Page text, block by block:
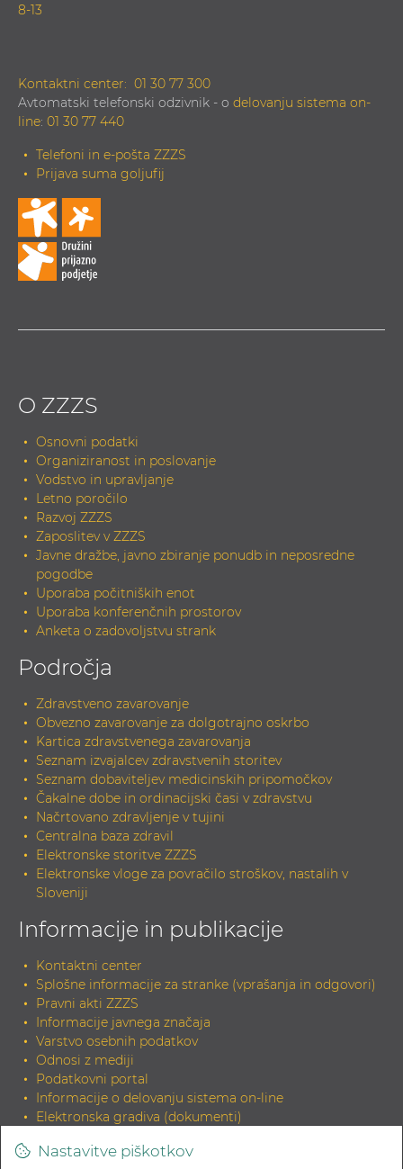
8-13
Kontaktni center: 01 30 77 300
Avtomatski telefonski odzivnik - o delovanju sistema on-
line: 01 30 77 440
Telefoni in e-pošta ZZZS
Prijava suma goljufij
O ZZZS
Osnovni podatki
Organiziranost in poslovanje
Vodstvo in upravljanje
Letno poročilo
Razvoj ZZZS
Zaposlitev v ZZZS
Javne dražbe, javno zbiranje ponudb in neposredne
pogodbe
Uporaba počitniških enot
Uporaba konferenčnih prostorov
Anketa o zadovoljstvu strank
Področja
Zdravstveno zavarovanje
Obvezno zavarovanje za dolgotrajno oskrbo
Kartica zdravstvenega zavarovanja
Seznam izvajalcev zdravstvenih storitev
Seznam dobaviteljev medicinskih pripomočkov
Čakalne dobe in ordinacijski časi v zdravstvu
Načrtovano zdravljenje v tujini
Centralna baza zdravil
Elektronske storitve ZZZS
Elektronske vloge za povračilo stroškov, nastalih v
Sloveniji
Informacije in publikacije
Kontaktni center
Splošne informacije za stranke (vprašanja in odgovori)
Pravni akti ZZZS
Informacije javnega značaja
Varstvo osebnih podatkov
Odnosi z mediji
Podatkovni portal
Informacije o delovanju sistema on-line
Elektronska gradiva (dokumenti)
INDOK knjižnica
Nastavitve piškotkov